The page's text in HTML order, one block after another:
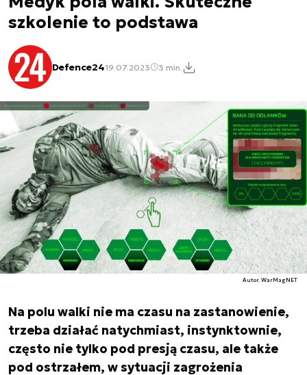
szkolenie to podstawa
Defence2419.07.2023 3 min.
Autor. WarMagNET
Na polu walki nie ma czasu na zastanowienie,
trzeba działać natychmiast, instynktownie,
często nie tylko pod presją czasu, ale także
pod ostrzałem, w sytuacji zagrożenia